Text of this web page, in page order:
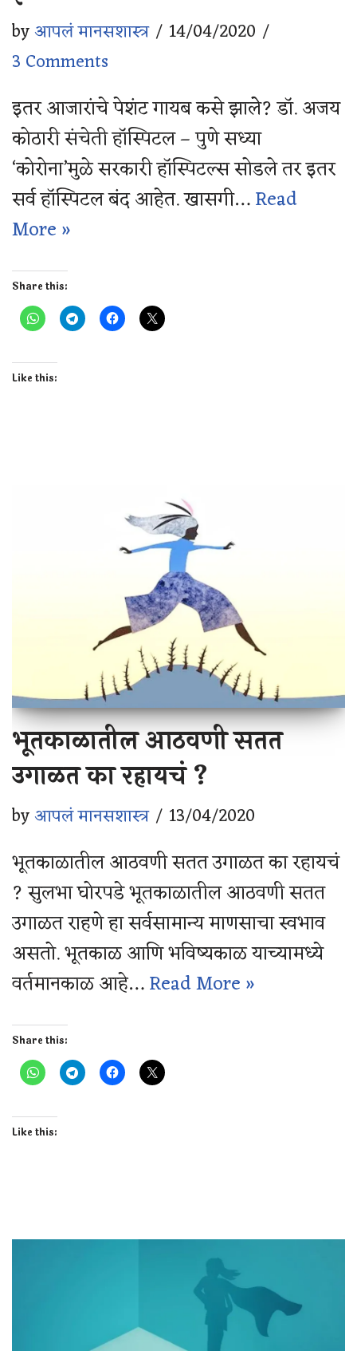
byआपलं मानसशास्त्र
14/04/2020
3 Comments
इतर आजारांचे पेशंट गायब कसे झालेे? डॉ. अजय
कोठारी संचेती हॉस्पिटल – पुणे सध्या
‘कोरोना’मुळे सरकारी हॉस्पिटल्स सोडले तर इतर
सर्व हॉस्पिटल बंद आहेत. खासगी…Read
More »
Share this:
Like this:
भूतकाळातील आठवणी सतत
उगाळत का रहायचं ?
byआपलं मानसशास्त्र 13/04/2020
भूतकाळातील आठवणी सतत उगाळत का रहायचं
? सुलभा घोरपडे भूतकाळातील आठवणी सतत
उगाळत राहणे हा सर्वसामान्य माणसाचा स्वभाव
असतो. भूतकाळ आणि भविष्यकाळ याच्यामध्ये
वर्तमानकाळ आहे…Read More »
Share this:
Like this: